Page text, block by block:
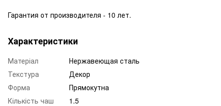
Гарантия от производителя - 10 лет.
Характеристики
Матеріал
Нержавеющая сталь
Текстура
Декор
Форма
Прямокутна
Кількість чаш
1.5